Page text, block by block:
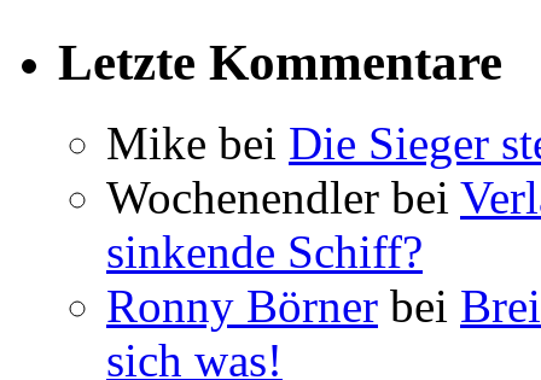
Letzte Kommentare
Mike bei Die Sieger
Wochenendler bei
sinkende Schiff?
Ronny Börner bei
sich was!